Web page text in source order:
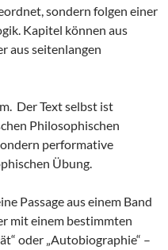
sondern folgen einer
Kapitel können aus
aus seitenlangen
Der Text selbst ist
Philosophischen
performative
Übung.
Passage aus einem Band
mit einem bestimmten
oder „Autobiographie“ –